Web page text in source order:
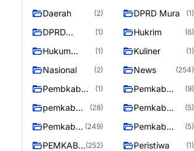
Daerah (2) DPRD Mura (1)
DPRD
RAYA
(1) Hukrim (6)
Hukum
(1) Kuliner (1)
Nasional (2) News (254)
Pembkab
Murung raya
(1)
Pemkab
(9)
pemkab
Raya
(28)
Pemkab
(5)
Pemkab
(249)
Pemkab
(5)
PEMKAB
(252) Peristiwa (1)